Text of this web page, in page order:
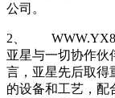
公司。
2、
亚星与一切协作伙
言，亚星先后取得
的设备和工艺，配